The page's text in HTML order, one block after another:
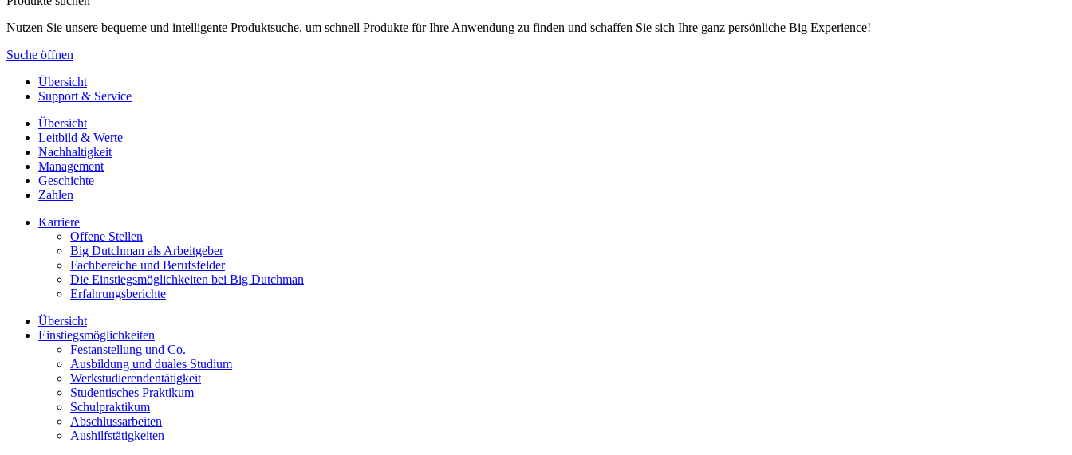
Nutzen Sie unsere bequeme und intelligente Produktsuche, um schnell Produkte für Ihre Anwendung zu finden und schaffen Sie sich Ihre ganz persönliche Big Experience!
Suche öffnen
Übersicht
Support & Service
Übersicht
Leitbild & Werte
Nachhaltigkeit
Management
Geschichte
Zahlen
Karriere
Offene Stellen
Big Dutchman als Arbeitgeber
Fachbereiche und Berufsfelder
Die Einstiegsmöglichkeiten bei Big Dutchman
Erfahrungsberichte
Übersicht
Einstiegsmöglichkeiten
Festanstellung und Co.
Ausbildung und duales Studium
Werkstudierendentätigkeit
Studentisches Praktikum
Schulpraktikum
Abschlussarbeiten
Aushilfstätigkeiten